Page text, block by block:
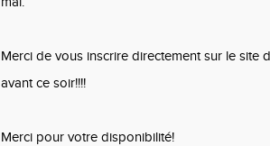
Merci de vous inscrire directement sur le site
avant ce soir!!!!
Merci pour votre disponibilité!